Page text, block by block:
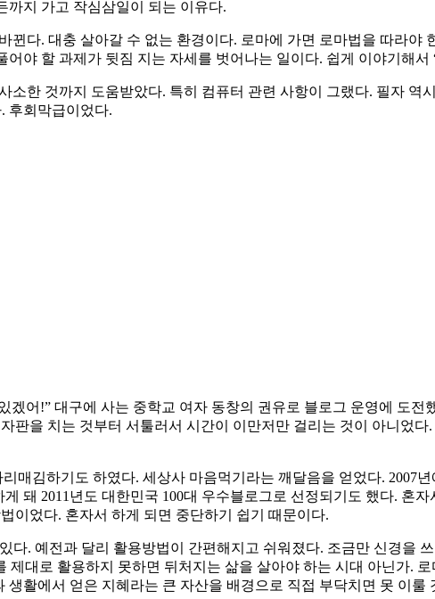
까지 가고 작심삼일이 되는 이유다.
뀐다. 대충 살아갈 수 없는 환경이다. 로마에 가면 로마법을 따라야
야 할 과제가 뒷짐 지는 자세를 벗어나는 일이다. 쉽게 이야기해
소한 것까지 도움받았다. 특히 컴퓨터 관련 사항이 그랬다. 필자 역
후회막급이었다.
겠어!” 대구에 사는 중학교 여자 동창의 권유로 블로그 운영에 도
판을 치는 것부터 서툴러서 시간이 이만저만 걸리는 것이 아니었
매김하기도 하였다. 세상사 마음먹기라는 깨달음을 얻었다. 2007
돼 2011년도 대한민국 100대 우수블로그로 선정되기도 했다. 혼
이었다. 혼자서 하게 되면 중단하기 쉽기 때문이다.
다. 예전과 달리 활용방법이 간편해지고 쉬워졌다. 조금만 신경을
제대로 활용하지 못하면 뒤처지는 삶을 살아야 하는 시대 아닌가.
활에서 얻은 지혜라는 큰 자산을 배경으로 직접 부닥치면 못 이